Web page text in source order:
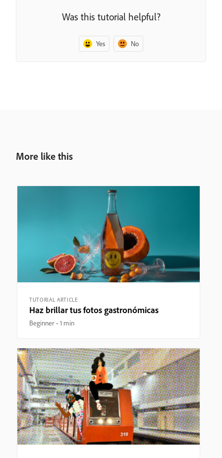
Was this tutorial helpful?
Yes No
More like this
TUTORIAL ARTICLE
Haz brillar tus fotos gastronómicas
Beginner 1 min